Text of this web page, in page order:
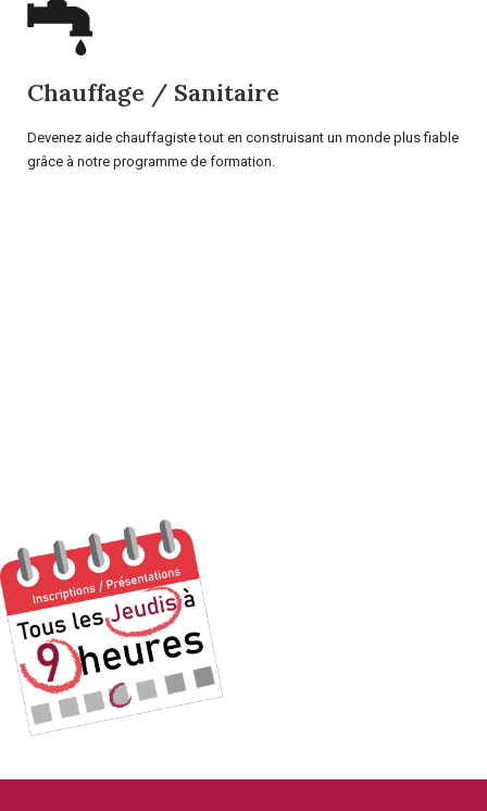
Chauffage / Sanitaire
Devenez aide chauffagiste tout en construisant un monde plus fiable
grâce à notre programme de formation.